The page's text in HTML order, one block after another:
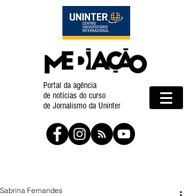
Portal da agência
de notícias do curso
de Jornalismo da Uninter
Sabrina Fernandes